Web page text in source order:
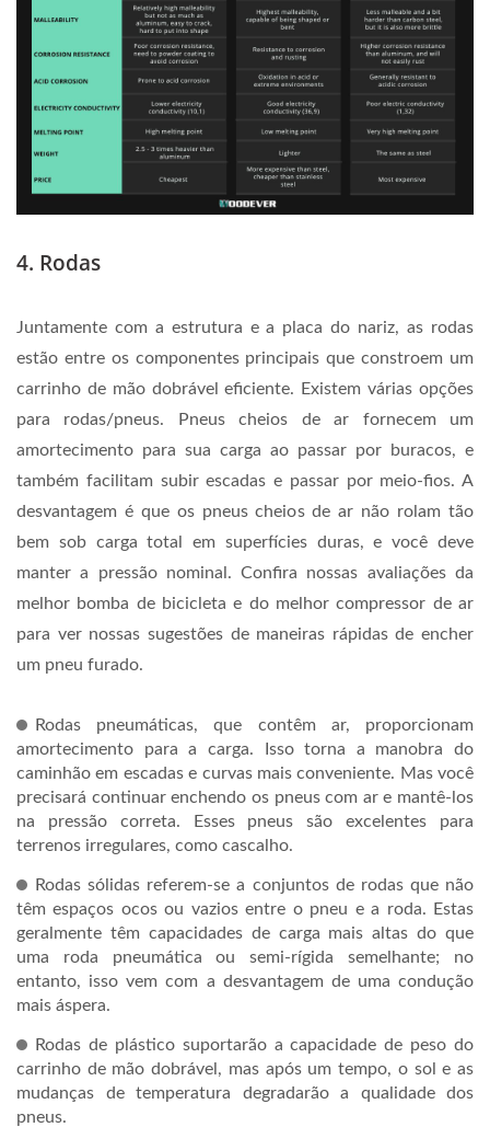
4. Rodas
Juntamente com a estrutura e a placa do nariz, as rodas
estão entre os componentes principais que constroem um
carrinho de mão dobrável eficiente. Existem várias opções
para rodas/pneus. Pneus cheios de ar fornecem um
amortecimento para sua carga ao passar por buracos, e
também facilitam subir escadas e passar por meio-fios. A
desvantagem é que os pneus cheios de ar não rolam tão
bem sob carga total em superfícies duras, e você deve
manter a pressão nominal. Confira nossas avaliações da
melhor bomba de bicicleta e do melhor compressor de ar
para ver nossas sugestões de maneiras rápidas de encher
um pneu furado.
Rodas pneumáticas, que contêm ar, proporcionam
amortecimento para a carga. Isso torna a manobra do
caminhão em escadas e curvas mais conveniente. Mas você
precisará continuar enchendo os pneus com ar e mantê-los
na pressão correta. Esses pneus são excelentes para
terrenos irregulares, como cascalho.
Rodas sólidas referem-se a conjuntos de rodas que não
têm espaços ocos ou vazios entre o pneu e a roda. Estas
geralmente têm capacidades de carga mais altas do que
uma roda pneumática ou semi-rígida semelhante; no
entanto, isso vem com a desvantagem de uma condução
mais áspera.
Rodas de plástico suportarão a capacidade de peso do
carrinho de mão dobrável, mas após um tempo, o sol e as
mudanças de temperatura degradarão a qualidade dos
pneus.